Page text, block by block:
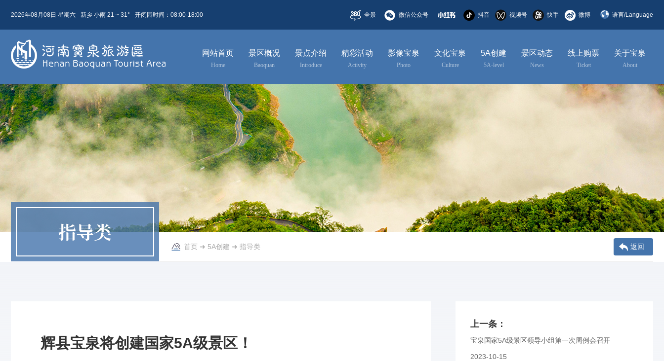
2026年08月08日 星期六 新乡 小雨 21 ~ 31°
今天( 星期六)
21 ~ 31
小雨
东北风 4级
明天( 星期日)
21 ~ 31
晴
东北风 4级
后天( 星期一)
24 ~ 32
多云
东北风 3级
开闭园时间：08:00-18:00 语言/Language
English
日本語
全景 微信公众号 抖音 视频号 快手 微博
网站首页
Home
景区概况
Baoquan
景点介绍
Introduce
精彩活动
Activity
影像宝泉
Photo
文化宝泉
Culture
5A创建
5A-level
景区动态
News
线上购票
Ticket
关于宝泉
About
指导类
首页 ➜ 5A创建 ➜ 指导类 返回
辉县宝泉将创建国家5A级景区！
上一条：
宝泉国家5A级景区领导小组第一次周例会召开
2023-10-15